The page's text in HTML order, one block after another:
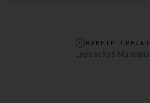
BABETE
Legislação &